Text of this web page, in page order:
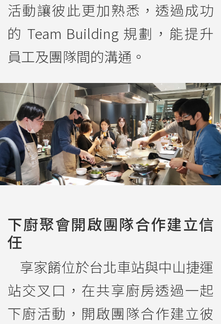
活動讓彼此更加熟悉， 透過成功
的 Team Building 規劃，能提升
員工及團隊間的溝通。
下廚聚會開啟團隊合作建立信
任
享家餚位於台北車站與中山捷運
站交叉口，在共享廚房透過一起
下廚活動，開啟團隊合作建立彼